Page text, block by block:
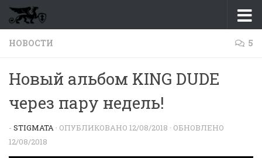
Перейти к содержимому
НОВОСТИ 5
Новый альбом KING DUDE
через пару недель!
- STIGMATA · ОПУБЛИКОВАНО 12/08/2018 · ОБНОВЛЕНО
12/08/2018